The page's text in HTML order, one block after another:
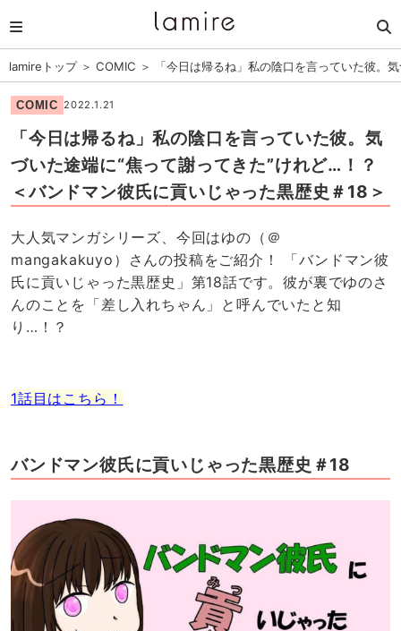
lamireトップ＞ COMIC ＞ 「今日は帰るね」私の陰口を言っていた彼。
COMIC 2022.1.21
「今日は帰るね」私の陰口を言っていた彼。気
づいた途端に“焦って謝ってきた”けれど…！？
＜バンドマン彼氏に貢いじゃった黒歴史＃18＞
大人気マンガシリーズ、今回はゆの（＠
mangakakuyo）さんの投稿をご紹介！ 「バンドマン彼
氏に貢いじゃった黒歴史」第18話です。彼が裏でゆのさ
んのことを「差し入れちゃん」と呼んでいたと知
り…！？
1話目はこちら！
バンドマン彼氏に貢いじゃった黒歴史＃18